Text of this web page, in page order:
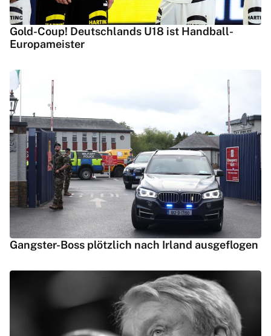
Gold-Coup! Deutschlands U18 ist Handball-
Europameister
Gangster-Boss plötzlich nach Irland ausgeflogen